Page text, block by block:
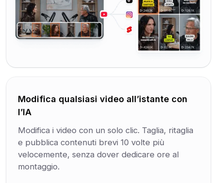
Modifica qualsiasi video all’istante con
l’IA
Modifica i video con un solo clic. Taglia, ritaglia
e pubblica contenuti brevi 10 volte più
velocemente, senza dover dedicare ore al
montaggio.